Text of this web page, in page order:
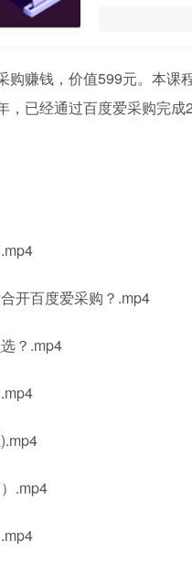
购赚钱，价值599元。本课
已经通过百度爱采购完成
开百度爱采购？.mp4
？.mp4
.mp4